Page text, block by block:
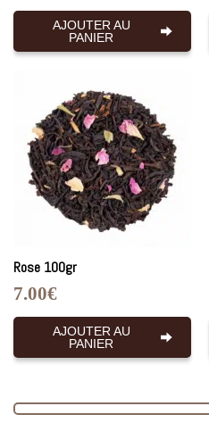
AJOUTER AU
PANIER
Rose 100gr
7.00€
AJOUTER AU
PANIER